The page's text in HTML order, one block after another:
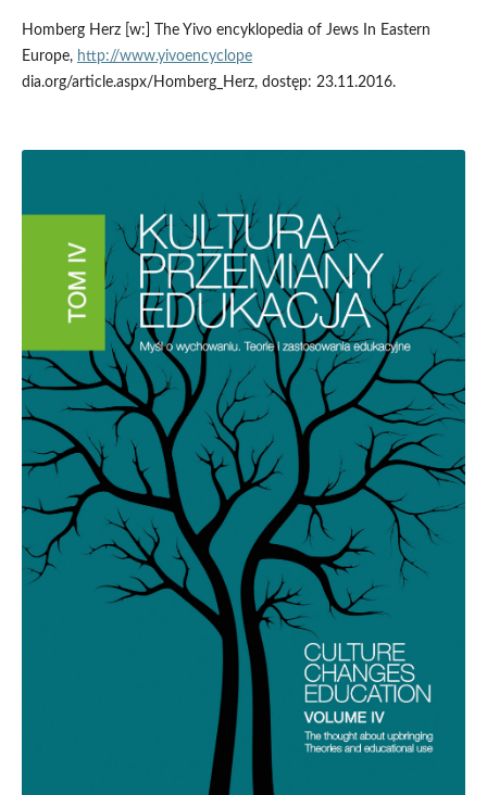
Homberg Herz [w:] The Yivo encyklopedia of Jews In Eastern
Europe, http://www.yivoencyclope
dia.org/article.aspx/Homberg_Herz, dostęp: 23.11.2016.